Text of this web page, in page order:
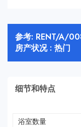
参考: RENT/A/
房产状况 : 热门
细节和特点
浴室数量